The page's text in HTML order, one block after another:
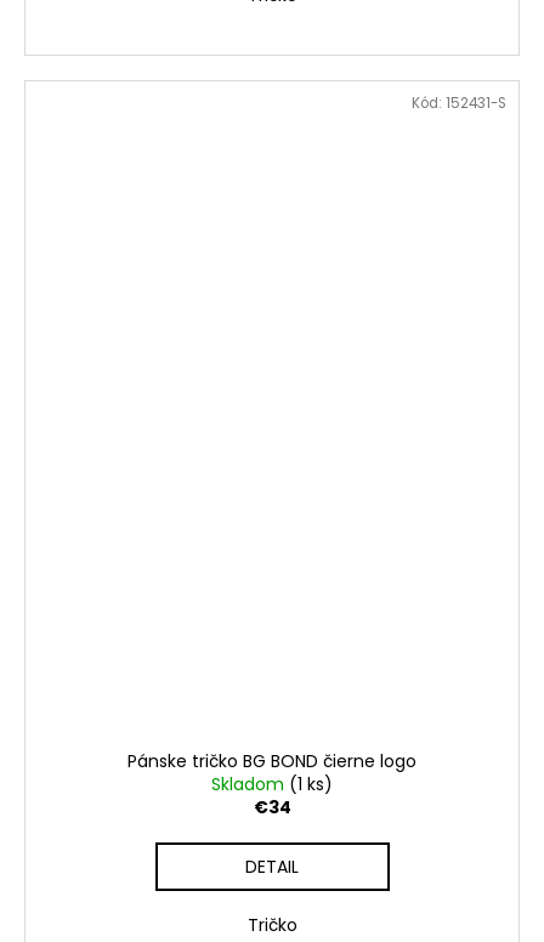
Pánske tričko BG BOND čierne logo
Skladom (1 ks)
€34
DETAIL
Tričko
Kód: 152431-S